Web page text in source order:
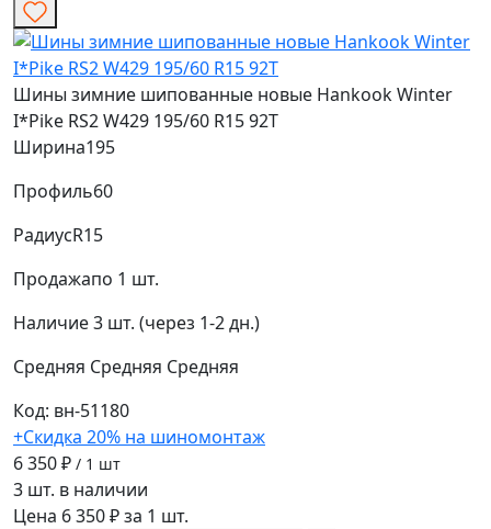
Шины зимние шипованные новые Hankook Winter
I*Pike RS2 W429 195/60 R15 92T
Ширина195
Профиль60
РадиусR15
Продажапо 1 шт.
Наличие3 шт. (через 1-2 дн.)
Средняя Средняя Средняя
Код: вн-51180
+Скидка 20% на шиномонтаж
6 350 ₽ / 1 шт
3 шт. в наличии
Цена 6 350 ₽ за 1 шт.